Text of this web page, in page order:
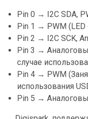
Pin 0 → I2C SDA,
Pin 1 → PWM (LED
Pin 2 → I2C SCK,
Pin 3 →
случае
Pin 4 → PWM
использования
Pin 5 →